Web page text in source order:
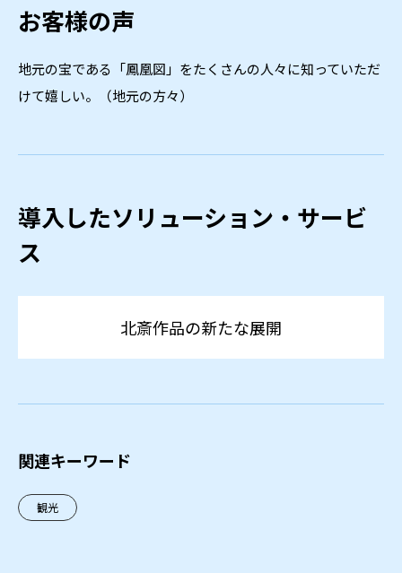
お客様の声
地元の宝である「鳳凰図」をたくさんの人々に知っていただ
けて嬉しい。（地元の方々）
導入したソリューション・サービ
ス
北斎作品の新たな展開
関連キーワード
観光